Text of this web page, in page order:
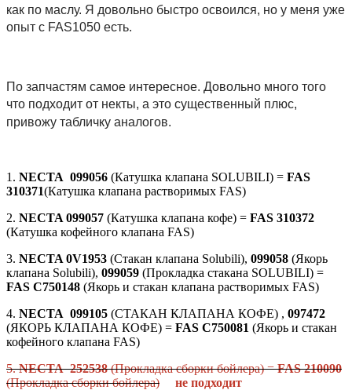
как по маслу. Я довольно быстро освоился, но у меня уже
опыт с FAS1050 есть.
По запчастям самое интересное. Довольно много того
что подходит от некты, а это существенный плюс,
привожу табличку аналогов.
1. NECTA 099056 (Катушка клапана SOLUBILI) = FAS
310371(Катушка клапана растворимых FAS)
2. NECTA 099057 (Катушка клапана кофе) = FAS 310372
(Катушка кофейного клапана FAS)
3. NECTA 0V1953 (Стакан клапана Solubili), 099058 (Якорь
клапана Solubili), 099059 (Прокладка стакана SOLUBILI) =
FAS C750148 (Якорь и стакан клапана растворимых FAS)
4. NECTA 099105 (СТАКАН КЛАПАНА КОФЕ) , 097472
(ЯКОРЬ КЛАПАНА КОФЕ) = FAS С750081 (Якорь и стакан
кофейного клапана FAS)
5.NECTA 252538(Прокладка сборки бойлера) =FAS 210090
(Прокладка сборки бойлера)
не подходит